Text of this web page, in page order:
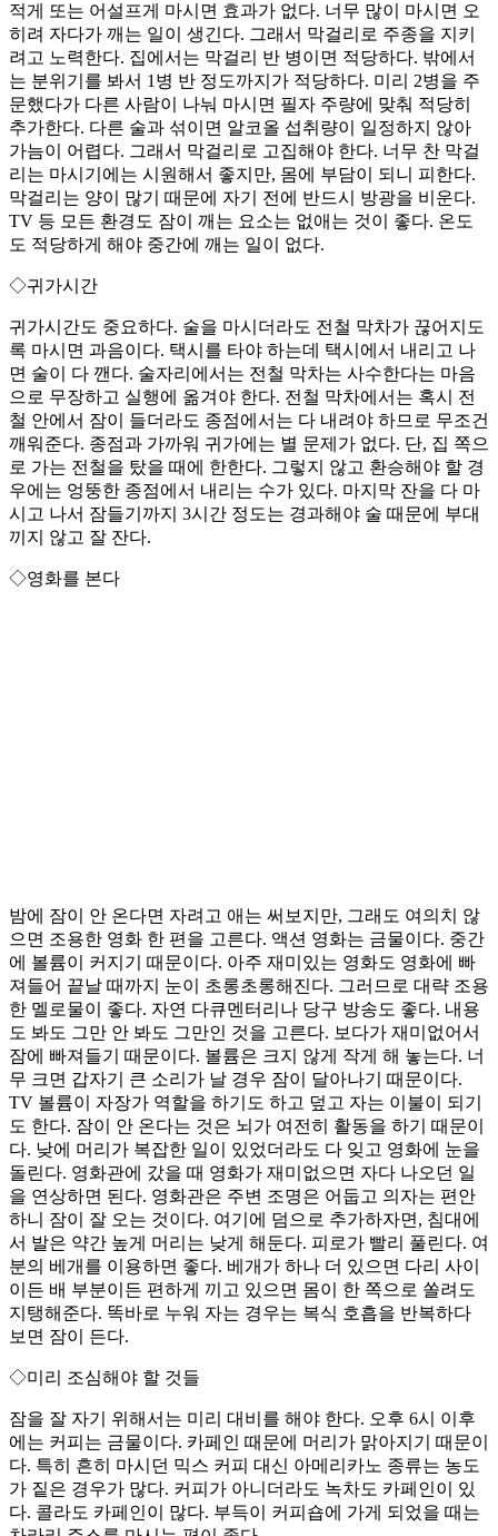
적게 또는 어설프게 마시면 효과가 없다. 너무 많이 마시면 오
히려 자다가 깨는 일이 생긴다. 그래서 막걸리로 주종을 지키
려고 노력한다. 집에서는 막걸리 반 병이면 적당하다. 밖에서
는 분위기를 봐서 1병 반 정도까지가 적당하다. 미리 2병을 주
문했다가 다른 사람이 나눠 마시면 필자 주량에 맞춰 적당히
추가한다. 다른 술과 섞이면 알코올 섭취량이 일정하지 않아
가늠이 어렵다. 그래서 막걸리로 고집해야 한다. 너무 찬 막걸
리는 마시기에는 시원해서 좋지만, 몸에 부담이 되니 피한다.
막걸리는 양이 많기 때문에 자기 전에 반드시 방광을 비운다.
TV 등 모든 환경도 잠이 깨는 요소는 없애는 것이 좋다. 온도
도 적당하게 해야 중간에 깨는 일이 없다.
◇귀가시간
귀가시간도 중요하다. 술을 마시더라도 전철 막차가 끊어지도
록 마시면 과음이다. 택시를 타야 하는데 택시에서 내리고 나
면 술이 다 깬다. 술자리에서는 전철 막차는 사수한다는 마음
으로 무장하고 실행에 옮겨야 한다. 전철 막차에서는 혹시 전
철 안에서 잠이 들더라도 종점에서는 다 내려야 하므로 무조건
깨워준다. 종점과 가까워 귀가에는 별 문제가 없다. 단, 집 쪽으
로 가는 전철을 탔을 때에 한한다. 그렇지 않고 환승해야 할 경
우에는 엉뚱한 종점에서 내리는 수가 있다. 마지막 잔을 다 마
시고 나서 잠들기까지 3시간 정도는 경과해야 술 때문에 부대
끼지 않고 잘 잔다.
◇영화를 본다
밤에 잠이 안 온다면 자려고 애는 써보지만, 그래도 여의치 않
으면 조용한 영화 한 편을 고른다. 액션 영화는 금물이다. 중간
에 볼륨이 커지기 때문이다. 아주 재미있는 영화도 영화에 빠
져들어 끝날 때까지 눈이 초롱초롱해진다. 그러므로 대략 조용
한 멜로물이 좋다. 자연 다큐멘터리나 당구 방송도 좋다. 내용
도 봐도 그만 안 봐도 그만인 것을 고른다. 보다가 재미없어서
잠에 빠져들기 때문이다. 볼륨은 크지 않게 작게 해 놓는다. 너
무 크면 갑자기 큰 소리가 날 경우 잠이 달아나기 때문이다.
TV 볼륨이 자장가 역할을 하기도 하고 덮고 자는 이불이 되기
도 한다. 잠이 안 온다는 것은 뇌가 여전히 활동을 하기 때문이
다. 낮에 머리가 복잡한 일이 있었더라도 다 잊고 영화에 눈을
돌린다. 영화관에 갔을 때 영화가 재미없으면 자다 나오던 일
을 연상하면 된다. 영화관은 주변 조명은 어둡고 의자는 편안
하니 잠이 잘 오는 것이다. 여기에 덤으로 추가하자면, 침대에
서 발은 약간 높게 머리는 낮게 해둔다. 피로가 빨리 풀린다. 여
분의 베개를 이용하면 좋다. 베개가 하나 더 있으면 다리 사이
이든 배 부분이든 편하게 끼고 있으면 몸이 한 쪽으로 쏠려도
지탱해준다. 똑바로 누워 자는 경우는 복식 호흡을 반복하다
보면 잠이 든다.
◇미리 조심해야 할 것들
잠을 잘 자기 위해서는 미리 대비를 해야 한다. 오후 6시 이후
에는 커피는 금물이다. 카페인 때문에 머리가 맑아지기 때문이
다. 특히 흔히 마시던 믹스 커피 대신 아메리카노 종류는 농도
가 짙은 경우가 많다. 커피가 아니더라도 녹차도 카페인이 있
다. 콜라도 카페인이 많다. 부득이 커피숍에 가게 되었을 때는